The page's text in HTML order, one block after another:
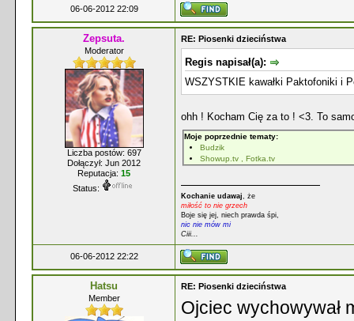
06-06-2012 22:09
Zepsuta.
Moderator
Liczba postów: 697
Dołączył: Jun 2012
Reputacja: 15
Status:
RE: Piosenki dzieciństwa
Regis napisał(a):
WSZYSTKIE kawałki Paktofoniki i
ohh ! Kocham Cię za to ! <3. To
Moje poprzednie tematy:
Budzik
Showup.tv , Fotka.tv
Kochanie udawaj , że
miłość to nie grzech
Boje się jej, niech prawda śpi,
nic nie mów mi
Ciii...
06-06-2012 22:22
Hatsu
Member
RE: Piosenki dzieciństwa
Ojciec wychowywał